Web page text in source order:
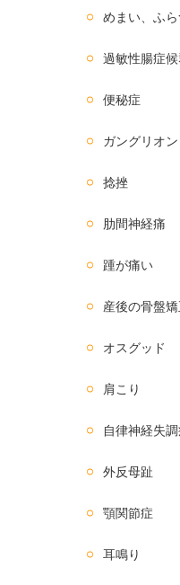
めまい、ふら
過敏性腸症
便秘症
ガングリオン
捻挫
肋間神経痛
踵が痛い
産後の骨盤矯
オスグッド
肩こり
自律神経失調
外反母趾
顎関節症
耳鳴り